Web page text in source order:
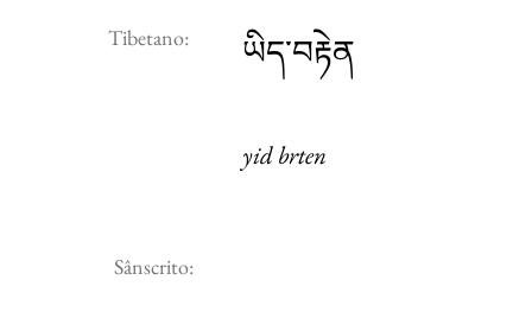
Tibetano: ཡིད་བརྟེན
yid brten
Sânscrito: